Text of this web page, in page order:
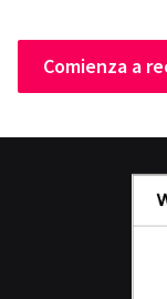
Comienza a